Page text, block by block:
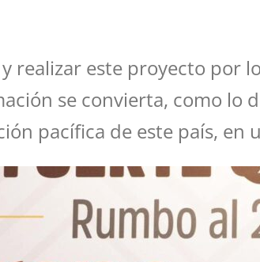
realizar este proyecto por
se convierta, como lo
pacífica de este país, en